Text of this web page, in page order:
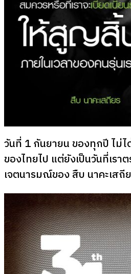
วันที่ 1 กันยายน ของทุกปี ไม่
ของไทยไป แต่ยังเป็นวันที่เรา
เจตนารมณ์ของ สืบ นาคะเสถี